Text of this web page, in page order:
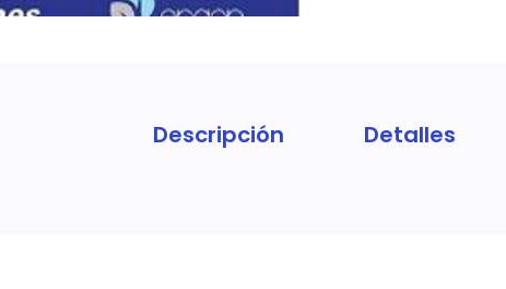
Descripción Detalles